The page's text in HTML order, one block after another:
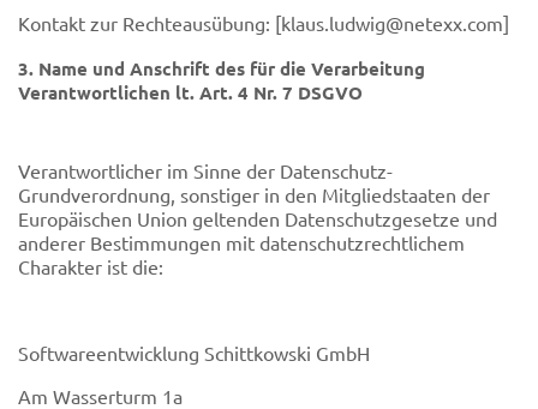
Kontakt zur Rechteausübung: [klaus.ludwig@netexx.com]
3. Name und Anschrift des für die Verarbeitung
Verantwortlichen lt. Art. 4 Nr. 7 DSGVO
Verantwortlicher im Sinne der Datenschutz-
Grundverordnung, sonstiger in den Mitgliedstaaten der
Europäischen Union geltenden Datenschutzgesetze und
anderer Bestimmungen mit datenschutzrechtlichem
Charakter ist die:
Softwareentwicklung Schittkowski GmbH
Am Wasserturm 1a